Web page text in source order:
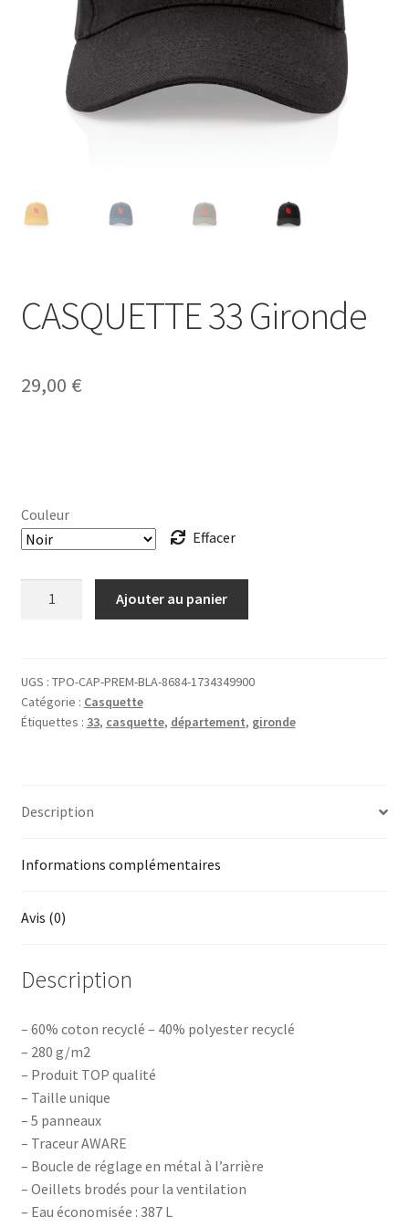
CASQUETTE 33 Gironde
29,00 €
Couleur
Effacer
Gironde
Ajouter au panier
UGS : TPO-CAP-PREM-BLA-8684-1734349900
Catégorie : Casquette
Étiquettes : 33, casquette, département, gironde
Description
Informations complémentaires
Avis (0)
Description
– 60% coton recyclé – 40% polyester recyclé
– 280 g/m2
– Produit TOP qualité
– Taille unique
– 5 panneaux
– Traceur AWARE
– Boucle de réglage en métal à l’arrière
– Oeillets brodés pour la ventilation
– Eau économisée : 387 L